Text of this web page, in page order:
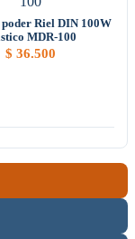
poder Riel DIN 100W
MDR-100
$ 36.500